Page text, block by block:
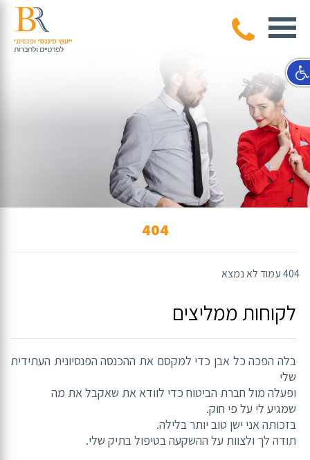
404
404 עמוד לא נמצא
לקוחות ממליצים
בלה הפכה כל אבן כדי למקסם את ההכנסה הפנסיונית העתידית
שלי
ופעלה מול חברת הביטוח כדי לוודא את שאקבל את מה
שמגיע לי על פי חוק.
בזכותה אני ישן טוב יותר בלילה.
תודה לך ולצוות על ההשקעה בטיפול בתיק שלי.